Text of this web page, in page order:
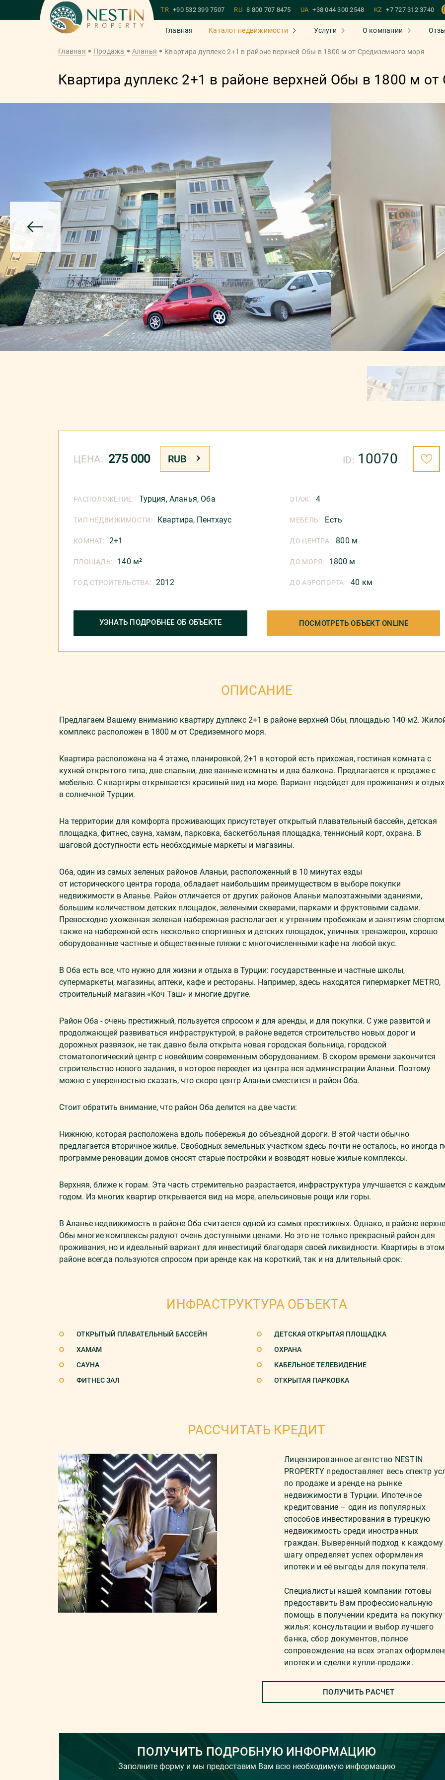
TR +90 532 399 7507 RU 8 800 707 8475 UA +38 044 300 2548 KZ +7 727 312 3740
Главная Каталог недвижимости Услуги О компании
Главная Продажа Аланья Квартира дуплекс 2+1 в районе верхней Обы в 1800 м от Средиземного моря
Квартира дуплекс 2+1 в районе верхней Обы в 1800 м
ЦЕНА: 275 000 RUB ID: 10070
РАСПОЛОЖЕНИЕ: Турция, Аланья, Оба ЭТАЖ: 4
ТИП НЕДВИЖИМОСТИ: Квартира, Пентхаус МЕБЕЛЬ: Есть
КОМНАТ: 2+1 ДО ЦЕНТРА: 800 м
ПЛОЩАДЬ: 140 м² ДО МОРЯ: 1800 м
ГОД СТРОИТЕЛЬСТВА: 2012 ДО АЭРОПОРТА: 40 км
УЗНАТЬ ПОДРОБНЕЕ ОБ ОБЪЕКТЕ ПОСМОТРЕТЬ ОБЪЕКТ ONLINE
ОПИСАНИЕ
Предлагаем Вашему вниманию квартиру дуплекс 2+1 в районе верхней Обы, площадью 140 м2.
комплекс расположен в 1800 м от Средиземного моря.
Квартира расположена на 4 этаже, планировкой, 2+1 в которой есть прихожая, гостиная комната с
кухней открытого типа, две спальни, две ванные комнаты и два балкона. Предлагается к продаже с
мебелью. С квартиры открывается красивый вид на море. Вариант подойдет для проживания и
в солнечной Турции.
На территории для комфорта проживающих присутствует открытый плавательный бассейн, детская
площадка, фитнес, сауна, хамам, парковка, баскетбольная площадка, теннисный корт, охрана. В
шаговой доступности есть необходимые маркеты и магазины.
Оба, один из самых зеленых районов Аланьи, расположенный в 10 минутах езды
от исторического центра города, обладает наибольшим преимуществом в выборе покупки
недвижимости в Аланье. Район отличается от других районов Аланьи малоэтажными зданиями,
большим количеством детских площадок, зелеными скверами, парками и фруктовыми садами.
Превосходно ухоженная зеленая набережная располагает к утренним пробежкам и занятиям
также на набережной есть несколько спортивных и детских площадок, уличных тренажеров, хорошо
оборудованные частные и общественные пляжи с многочисленными кафе на любой вкус.
В Оба есть все, что нужно для жизни и отдыха в Турции: государственные и частные школы,
супермаркеты, магазины, аптеки, кафе и рестораны. Например, здесь находятся гипермаркет METRO,
строительный магазин «Коч Таш» и многие другие.
Район Оба - очень престижный, пользуется спросом и для аренды, и для покупки. С уже развитой и
продолжающей развиваться инфраструктурой, в районе ведется строительство новых дорог и
дорожных развязок, не так давно была открыта новая городская больница, городской
стоматологический центр с новейшим современным оборудованием. В скором времени закончится
строительство нового задания, в которое переедет из центра вся администрации Аланьи. Поэтому
можно с уверенностью сказать, что скоро центр Аланьи сместится в район Оба.
Стоит обратить внимание, что район Оба делится на две части:
Нижнюю, которая расположена вдоль побережья до объездной дороги. В этой части обычно
предлагается вторичное жилье. Свободных земельных участком здесь почти не осталось, но иногда
программе реновации домов сносят старые постройки и возводят новые жилые комплексы.
Верхняя, ближе к горам. Эта часть стремительно разрастается, инфраструктура улучшается с
годом. Из многих квартир открывается вид на море, апельсиновые рощи или горы.
В Аланье недвижимость в районе Оба считается одной из самых престижных. Однако, в районе
Обы многие комплексы радуют очень доступными ценами. Но это не только прекрасный район для
проживания, но и идеальный вариант для инвестиций благодаря своей ликвидности. Квартиры в этом
районе всегда пользуются спросом при аренде как на короткий, так и на длительный срок.
ИНФРАСТРУКТУРА ОБЪЕКТА
ОТКРЫТЫЙ ПЛАВАТЕЛЬНЫЙ БАССЕЙН
ХАМАМ
САУНА
ФИТНЕС ЗАЛ
ДЕТСКАЯ ОТКРЫТАЯ ПЛОЩАДКА
ОХРАНА
КАБЕЛЬНОЕ ТЕЛЕВИДЕНИЕ
ОТКРЫТАЯ ПАРКОВКА
РАССЧИТАТЬ КРЕДИТ
Лицензированное агентство NESTIN
PROPERTY предоставляет весь спектр
по продаже и аренде на рынке
недвижимости в Турции. Ипотечное
кредитование – один из популярных
способов инвестирования в турецкую
недвижимость среди иностранных
граждан. Выверенный подход к каждому
шагу определяет успех оформления
ипотеки и её выгоды для покупателя.
Специалисты нашей компании готовы
предоставить Вам профессиональную
помощь в получении кредита на покупку
жилья: консультации и выбор лучшего
банка, сбор документов, полное
сопровождение на всех этапах
ипотеки и сделки купли-продажи.
ПОЛУЧИТЬ РАСЧЕТ
ПОЛУЧИТЬ ПОДРОБНУЮ ИНФОРМАЦИЮ
Заполните форму и мы предоставим Вам всю необходимую информацию